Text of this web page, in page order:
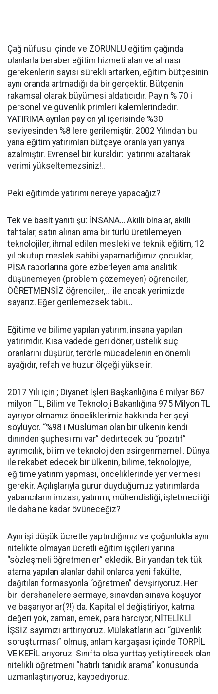
Çağ nüfusu içinde ve ZORUNLU eğitim çağında
olanlarla beraber eğitim hizmeti alan ve alması
gerekenlerin sayısı sürekli artarken, eğitim bütçesinin
aynı oranda artmadığı da bir gerçektir. Bütçenin
rakamsal olarak büyümesi aldatıcıdır. Payın % 70 i
personel ve güvenlik primleri kalemlerindedir.
YATIRIMA ayrılan pay on yıl içerisinde %30
seviyesinden %8 lere gerilemiştir. 2002 Yılından bu
yana eğitim yatırımları bütçeye oranla yarı yarıya
azalmıştır. Evrensel bir kuraldır: yatırımı azaltarak
verimi yükseltemezsiniz!..
Peki eğitimde yatırımı nereye yapacağız?
Tek ve basit yanıtı şu: İNSANA… Akıllı binalar, akıllı
tahtalar, satın alınan ama bir türlü üretilemeyen
teknolojiler, ihmal edilen mesleki ve teknik eğitim, 12
yıl okutup meslek sahibi yapamadığımız çocuklar,
PİSA raporlarına göre ezberleyen ama analitik
düşünemeyen (problem çözemeyen) öğrenciler,
ÖĞRETMENSİZ öğrenciler,.. ile ancak yerimizde
sayarız. Eğer gerilemezsek tabii…
Eğitime ve bilime yapılan yatırım, insana yapılan
yatırımdır. Kısa vadede geri döner, üstelik suç
oranlarını düşürür, terörle mücadelenin en önemli
ayağıdır, refah ve huzur ölçeği yükselir.
2017 Yılı için ; Diyanet İşleri Başkanlığına 6 milyar 867
milyon TL, Bilim ve Teknoloji Bakanlığına 975 Milyon TL
ayırıyor olmamız önceliklerimiz hakkında her şeyi
söylüyor. “%98 i Müslüman olan bir ülkenin kendi
dininden şüphesi mi var” dedirtecek bu “pozitif”
ayrımcılık, bilim ve teknolojiden esirgenmemeli. Dünya
ile rekabet edecek bir ülkenin, bilime, teknolojiye,
eğitime yatırım yapması, önceliklerinde yer vermesi
gerekir. Açılışlarıyla gurur duyduğumuz yatırımlarda
yabancıların imzası, yatırımı, mühendisliği, işletmeciliği
ile daha ne kadar övüneceğiz?
Aynı işi düşük ücretle yaptırdığımız ve çoğunlukla aynı
nitelikte olmayan ücretli eğitim işçileri yanına
“sözleşmeli öğretmenler” ekledik. Bir yandan tek tük
atama yapılan alanlar dahil onlarca yeni fakülte,
dağıtılan formasyonla “öğretmen” devşiriyoruz. Her
biri dershanelere sermaye, sınavdan sınava koşuyor
ve başarıyorlar(?!) da. Kapital el değiştiriyor, katma
değeri yok, zaman, emek, para harcıyor, NİTELİKLİ
İŞSİZ sayımızı arttırıyoruz. Mülakatların adı “güvenlik
soruşturması” olmuş, anlam kargaşası içinde TORPİL
VE KEFİL arıyoruz. Sınıfta olsa yurttaş yetiştirecek olan
nitelikli öğretmeni “hatırlı tanıdık arama” konusunda
uzmanlaştırıyoruz, kaybediyoruz.